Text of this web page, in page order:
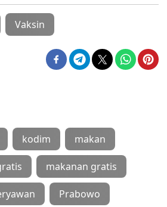
Vaksin
kodim makan
makanan gratis
Prabowo